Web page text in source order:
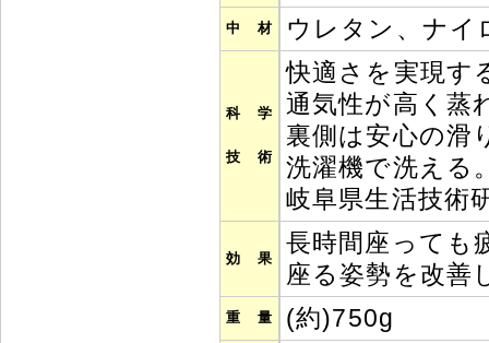
中 材 ウレタン、ナイ
科 学
技 術
快適さを実現す
通気性が高く蒸
裏側は安心の滑
洗濯機で洗える
岐阜県生活技術
効 果
長時間座っても
座る姿勢を改善
重 量 (約)750g